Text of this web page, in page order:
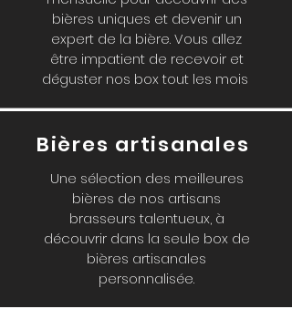
bières uniques et devenir un
expert de la bière. Vous allez
être impatient de recevoir et
déguster nos box tout les mois
Bières artisanales
Une sélection des meilleures
bières de nos artisans
brasseurs talentueux, à
découvrir dans la seule box de
bières artisanales
personnalisée.